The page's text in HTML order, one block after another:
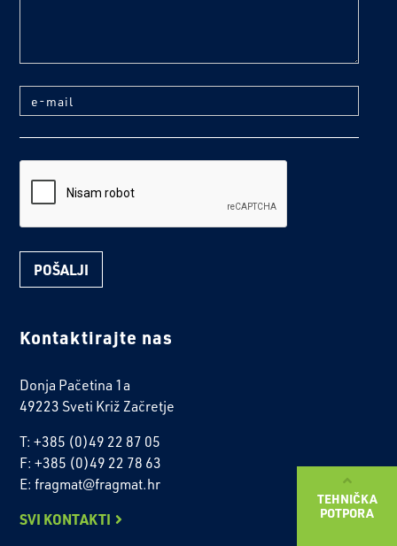
TEHNIČKA
POTPORA
Kontaktirajte nas
Donja Pačetina 1a
49223 Sveti Križ Začretje
T: +385 (0)49 22 87 05
F: +385 (0)49 22 78 63
E: fragmat@fragmat.hr
SVI KONTAKTI